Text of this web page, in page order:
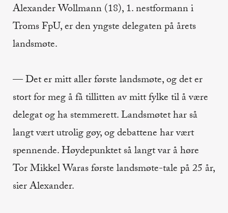
Alexander Wollmann (18), 1. nestformann i
Troms FpU, er den yngste delegaten på årets
landsmøte.
— Det er mitt aller første landsmøte, og det er
stort for meg å få tillitten av mitt fylke til å være
delegat og ha stemmerett. Landsmøtet har så
langt vært utrolig gøy, og debattene har vært
spennende. Høydepunktet så langt var å høre
Tor Mikkel Waras første landsmøte-tale på 25 år,
sier Alexander.